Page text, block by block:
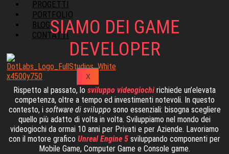
PROGETTI
PORTFOLIO
BLOG
CONTATTI
X
SIAMO DEI GAME
DEVELOPER
Rispetto al passato, lo sviluppo videogiochi richiede un’elevata
competenza, oltre a tempo ed investimenti notevoli. In questo
contesto, i software di sviluppo sono essenziali: bisogna scegliere
quello più adatto di volta in volta. Sviluppiamo nel mondo dei
videogiochi da ormai 10 anni per Privati e per Aziende. Lavoriamo
con il motore grafico Unreal Engine 5 sviluppando componenti per
Mobile Game, Computer Game e Console game.